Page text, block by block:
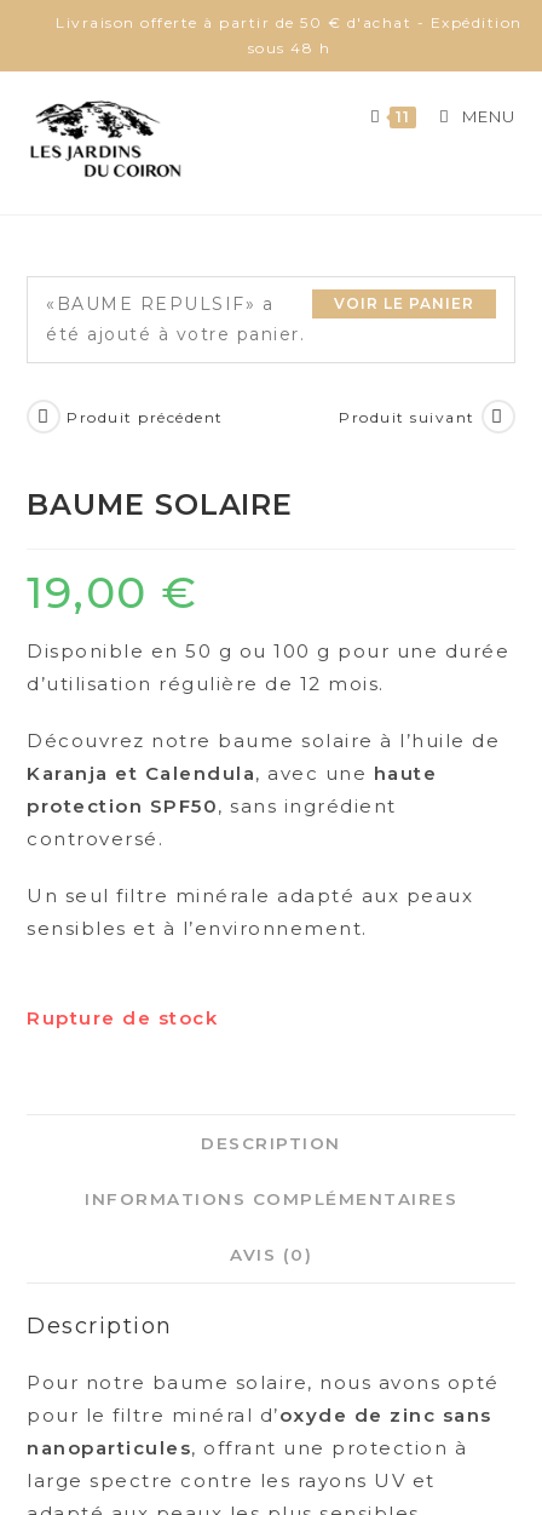
content
Livraison offerte à partir de 50 € d'achat - Expédition
sous 48 h
11 MENU
VOIR LE PANIER
«BAUME REPULSIF» a
été ajouté à votre panier.
Produit précédent Produit suivant
BAUME SOLAIRE
19,00 €
Disponible en 50 g ou 100 g pour une durée
d’utilisation régulière de 12 mois.
Découvrez notre baume solaire à l’huile de
Karanja et Calendula, avec une haute
protection SPF50, sans ingrédient
controversé.
Un seul filtre minérale adapté aux peaux
sensibles et à l’environnement.
Rupture de stock
DESCRIPTION
INFORMATIONS COMPLÉMENTAIRES
AVIS (0)
Description
Pour notre baume solaire, nous avons opté
pour le filtre minéral d’oxyde de zinc sans
nanoparticules, offrant une protection à
large spectre contre les rayons UV et